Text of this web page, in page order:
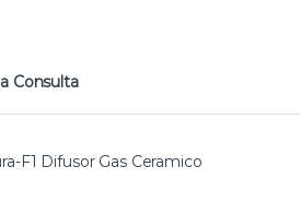
Consulta
F1 Difusor Gas Ceramico